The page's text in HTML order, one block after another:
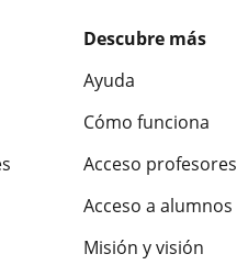
Descubre más
Ayuda
Cómo funciona
Acceso profesores
Acceso a alumnos
Misión y visión